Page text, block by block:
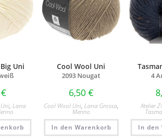
Uni
€
, Lana
Cool Wool Uni
2093 Nougat
6,50 €
Cool Wool Uni, Lana Grossa,
Merino
In den Warenkorb
4
Atelier
In den